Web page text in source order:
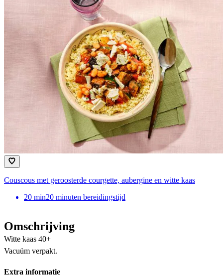
Couscous met geroosterde courgette, aubergine en witte kaas
20 min20 minuten bereidingstijd
Omschrijving
Witte kaas 40+
Vacuüm verpakt.
Extra informatie